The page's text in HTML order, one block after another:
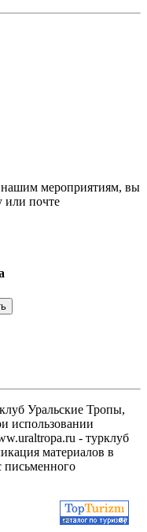
нашим мероприятиям, вы
или почте
Уральские Тропы,
использовании
- турклуб
материалов в
письменного